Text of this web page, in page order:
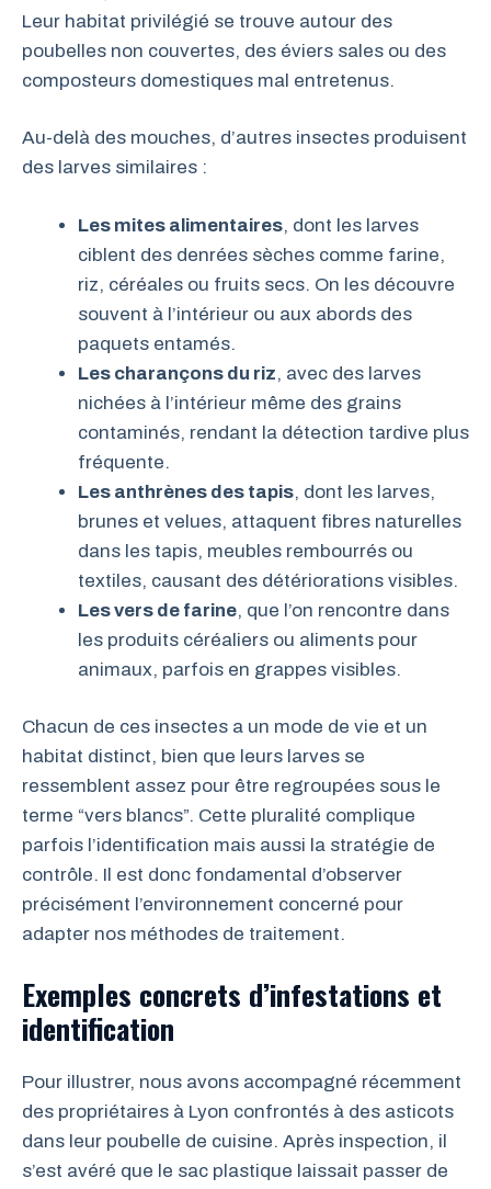
Leur habitat privilégié se trouve autour des
poubelles non couvertes, des éviers sales ou des
composteurs domestiques mal entretenus.
Au-delà des mouches, d’autres insectes produisent
des larves similaires :
Les mites alimentaires, dont les larves
ciblent des denrées sèches comme farine,
riz, céréales ou fruits secs. On les découvre
souvent à l’intérieur ou aux abords des
paquets entamés.
Les charançons du riz, avec des larves
nichées à l’intérieur même des grains
contaminés, rendant la détection tardive plus
fréquente.
Les anthrènes des tapis, dont les larves,
brunes et velues, attaquent fibres naturelles
dans les tapis, meubles rembourrés ou
textiles, causant des détériorations visibles.
Les vers de farine, que l’on rencontre dans
les produits céréaliers ou aliments pour
animaux, parfois en grappes visibles.
Chacun de ces insectes a un mode de vie et un
habitat distinct, bien que leurs larves se
ressemblent assez pour être regroupées sous le
terme “vers blancs”. Cette pluralité complique
parfois l’identification mais aussi la stratégie de
contrôle. Il est donc fondamental d’observer
précisément l’environnement concerné pour
adapter nos méthodes de traitement.
Exemples concrets d’infestations et
identification
Pour illustrer, nous avons accompagné récemment
des propriétaires à Lyon confrontés à des asticots
dans leur poubelle de cuisine. Après inspection, il
s’est avéré que le sac plastique laissait passer de